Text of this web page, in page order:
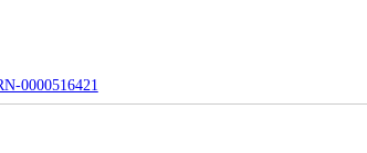
0000516421